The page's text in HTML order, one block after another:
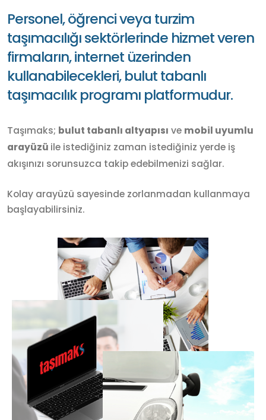
Personel, öğrenci veya turzim
taşımacılığı sektörlerinde hizmet veren
firmaların, internet üzerinden
kullanabilecekleri, bulut tabanlı
taşımacılık programı platformudur.
Taşımaks; bulut tabanlı altyapısı ve mobil uyumlu
arayüzü ile istediğiniz zaman istediğiniz yerde iş
akışınızı sorunsuzca takip edebilmenizi sağlar.
Kolay arayüzü sayesinde zorlanmadan kullanmaya
başlayabilirsiniz.